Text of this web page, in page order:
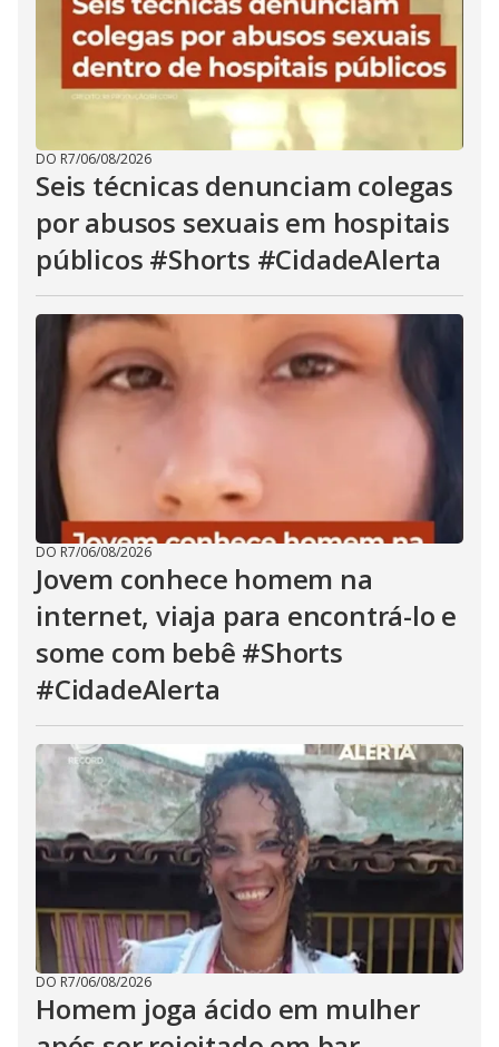
DO R7/06/08/2026
Seis técnicas denunciam colegas
por abusos sexuais em hospitais
públicos #Shorts #CidadeAlerta
DO R7/06/08/2026
Jovem conhece homem na
internet, viaja para encontrá-lo e
some com bebê #Shorts
#CidadeAlerta
DO R7/06/08/2026
Homem joga ácido em mulher